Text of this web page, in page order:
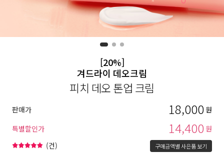
[20%]
겨드라이 데오크림
피치 데오 톤업 크림
판매가 18,000 원
특별할인가
14,400 원
(건) 구매금액별 사은품 보기